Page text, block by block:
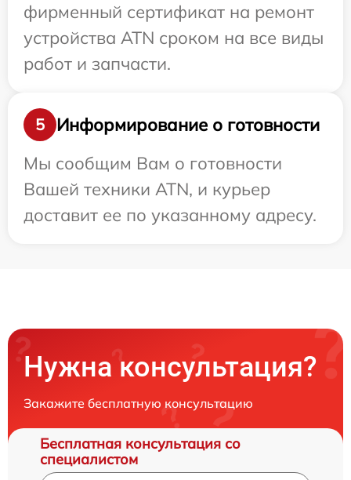
фирменный сертификат на ремонт
устройства ATN сроком на все виды
работ и запчасти.
5
Информирование о готовности
Мы сообщим Вам о готовности
Вашей техники ATN, и курьер
доставит ее по указанному адресу.
Нужна консультация?
Закажите бесплатную консультацию
Бесплатная консультация со
специалистом